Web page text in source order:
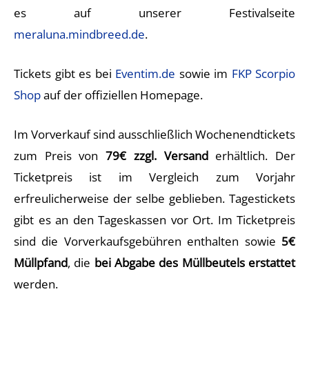
es auf unserer Festivalseite
meraluna.mindbreed.de.
Tickets gibt es bei Eventim.de sowie im FKP Scorpio
Shopauf der offiziellen Homepage.
Im Vorverkauf sind ausschließlich Wochenendtickets
zum Preis von79€ zzgl. Versanderhältlich. Der
Ticketpreis ist im Vergleich zum Vorjahr
erfreulicherweise der selbe geblieben. Tagestickets
gibt es an den Tageskassen vor Ort. Im Ticketpreis
sind die Vorverkaufsgebühren enthalten sowie 5€
Müllpfand, die bei Abgabe des Müllbeutels erstattet
werden.